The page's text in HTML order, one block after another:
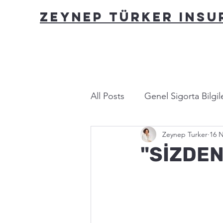
ZEYNEP TÜRKER
All Posts Genel Sigorta
Yasa ve Mevzuat Bu
Zeynep Turker 16